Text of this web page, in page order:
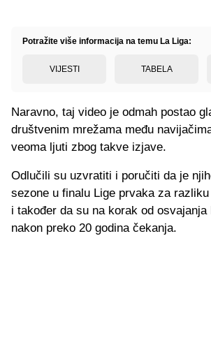
Potražite više informacija na temu La Liga:
VIJESTI TABELA
Naravno, taj video je odmah postao
društvenim mrežama među
veoma ljuti zbog takve izjave.
Odlučili su uzvratiti i poručiti da je
sezone u finalu Lige prvaka za
i također da su na korak od
nakon preko 20 godina čekanja.